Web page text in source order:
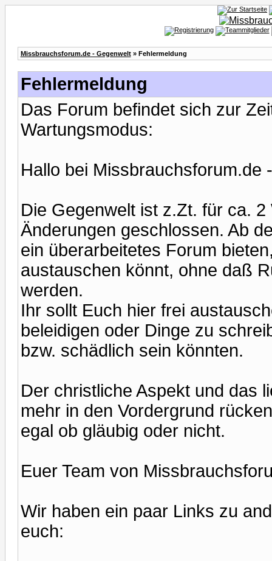
Missbrauchsforum.de - Gegenwelt» Fehlermeldung
Fehlermeldung
Das Forum befindet sich zur
Wartungsmodus:
Hallo bei Missbrauchsforum.de
Die Gegenwelt ist z.Zt. für ca.
Änderungen geschlossen. Ab
ein überarbeitetes Forum
austauschen könnt, ohne daß
werden.
Ihr sollt Euch hier frei
beleidigen oder Dinge zu
bzw. schädlich sein könnten.
Der christliche Aspekt und das
mehr in den Vordergrund
egal ob gläubig oder nicht.
Euer Team von
Wir haben ein paar Links zu
euch: